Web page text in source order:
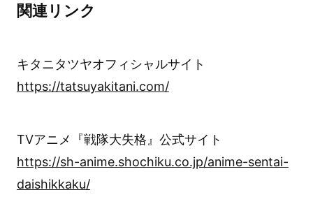
関連リンク
キタニタツヤオフィシャルサイト
https://tatsuyakitani.com/
TVアニメ『戦隊大失格』公式サイト
https://sh-anime.shochiku.co.jp/anime-sentai-
daishikkaku/